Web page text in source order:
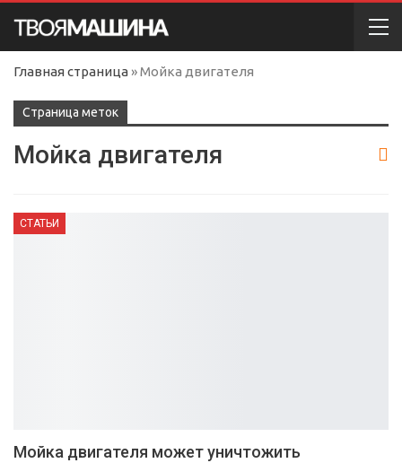
Главная страница »Мойка двигателя
Cтраница меток
Мойка двигателя
СТАТЬИ
Мойка двигателя может уничтожить